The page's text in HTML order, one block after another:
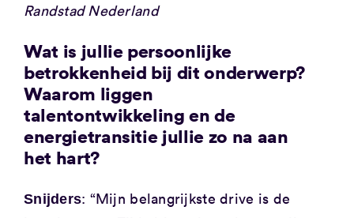
Randstad Nederland
Wat is jullie persoonlijke
betrokkenheid bij dit onderwerp?
Waarom liggen
talentontwikkeling en de
energietransitie jullie zo na aan
het hart?
Snijders: “Mijn belangrijkste drive is de